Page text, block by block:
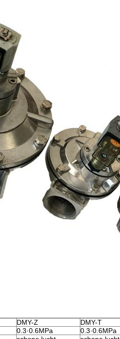
DMY-Z DMY-T
0.3·0.6MPa 0.3·0.6MPa